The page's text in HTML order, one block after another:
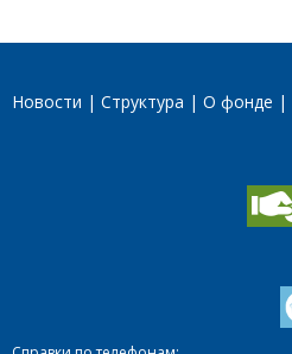
Новости Структура О фонде